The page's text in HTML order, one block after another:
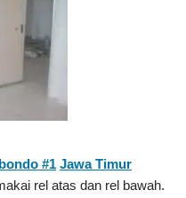
#1 Jawa Timur
rel atas dan rel bawah.